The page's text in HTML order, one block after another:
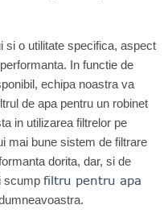
si o utilitate specifica, aspect
In functie de
echipa noastra va
de apa pentru un robinet
in utilizarea filtrelor pe
mai bune sistem de filtrare
dorita, dar, si de
scump filtru pentru apa